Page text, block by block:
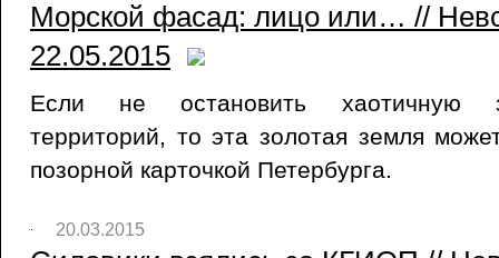
Морской фасад: лицо или… //
22.05.2015
Если не остановить хаотичную
территорий, то эта золотая земля
позорной карточкой Петербурга.
20.03.2015